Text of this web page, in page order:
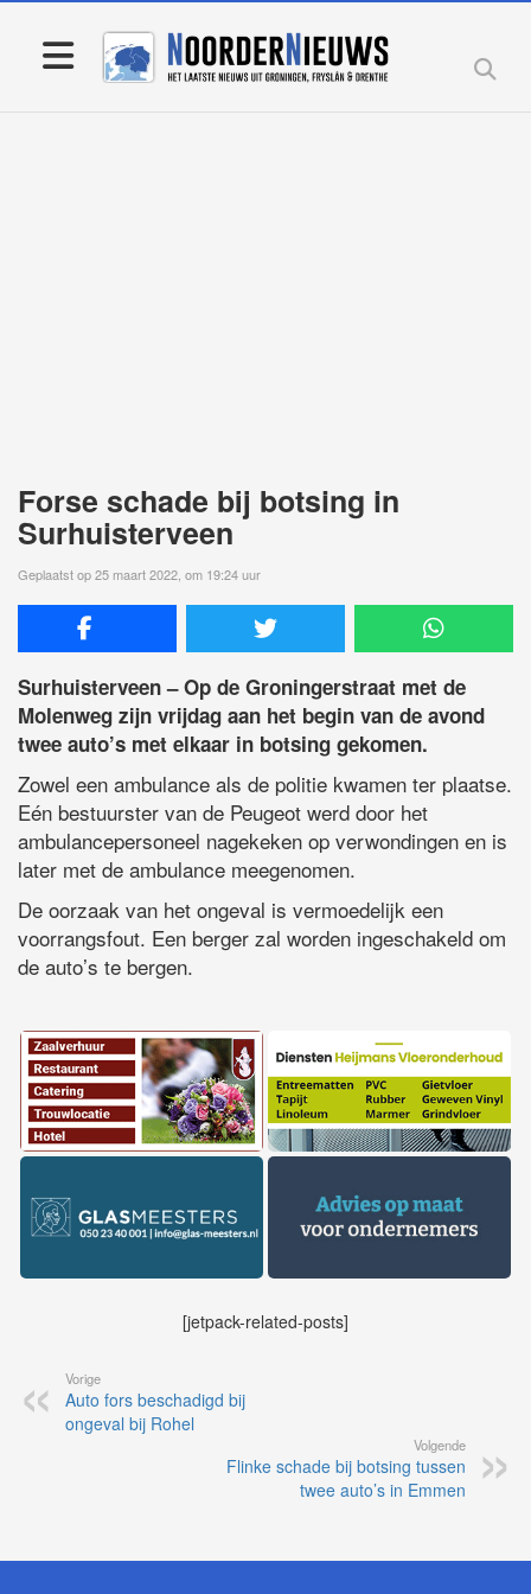
Forse schade bij botsing in
Surhuisterveen
Geplaatst op 25 maart 2022, om 19:24 uur
Surhuisterveen – Op de Groningerstraat met de
Molenweg zijn vrijdag aan het begin van de avond
twee auto’s met elkaar in botsing gekomen.
Zowel een ambulance als de politie kwamen ter plaatse.
Eén bestuurster van de Peugeot werd door het
ambulancepersoneel nagekeken op verwondingen en is
later met de ambulance meegenomen.
De oorzaak van het ongeval is vermoedelijk een
voorrangsfout. Een berger zal worden ingeschakeld om
de auto’s te bergen.
[jetpack-related-posts]
Vorige
Auto fors beschadigd bij
ongeval bij Rohel
Volgende
Flinke schade bij botsing tussen
twee auto’s in Emmen